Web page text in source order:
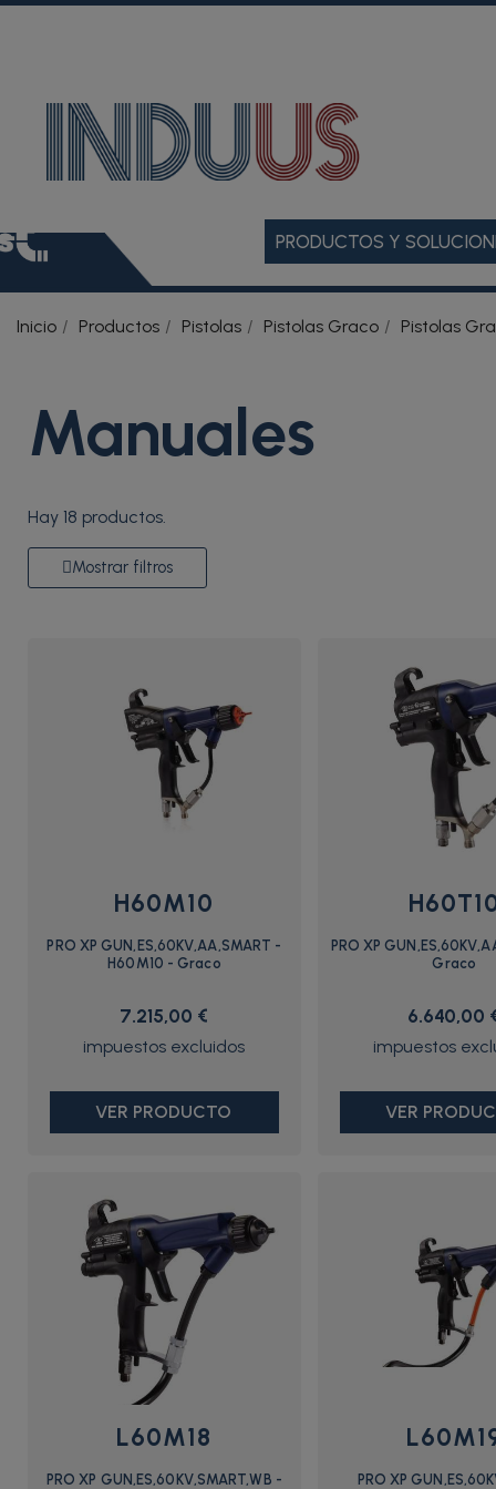
PRODUCTOS Y
Inicio Productos Pistolas Pistolas Graco Pistolas
Manuales
Hay 18 productos.
Mostrar filtros
H60M10
PRO XP GUN,ES,60KV,AA,SMART -
H60M10 - Graco
7.215,00 €
VER PRODUCTO
PRO XP
Graco
6.640,00
VER
L60M18
PRO XP GUN,ES,60KV,SMART,WB -
PRO XP